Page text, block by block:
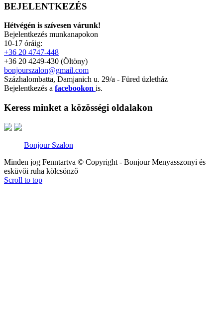
BEJELENTKEZÉS
Hétvégén is szívesen várunk!
Bejelentkezés munkanapokon
10-17 óráig:
+36 20 4747-448
+36 20 4249-430 (Öltöny)
bonjourszalon@gmail.com
Százhalombatta, Damjanich u. 29/a - Füred üzletház
Bejelentkezés a facebookon is.
Keress minket a közösségi oldalakon
Bonjour Szalon
Minden jog Fenntartva © Copyright - Bonjour Menyasszonyi és
esküvői ruha kölcsönző
Scroll to top